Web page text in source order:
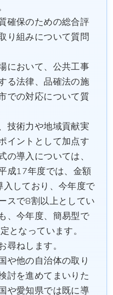
確保のための総合評
り組みについて質問
において、公共工事
る法律、品確法の施
での対応について質
技術力や地域貢献実
イントとして加点す
の導入については、
成17年度では、金額
しており、今年度で
スで8割以上としてい
、今年度、簡易型で
となっています。
ねします。
や他の自治体の取り
討を進めてまいりた
や愛知県では既に導